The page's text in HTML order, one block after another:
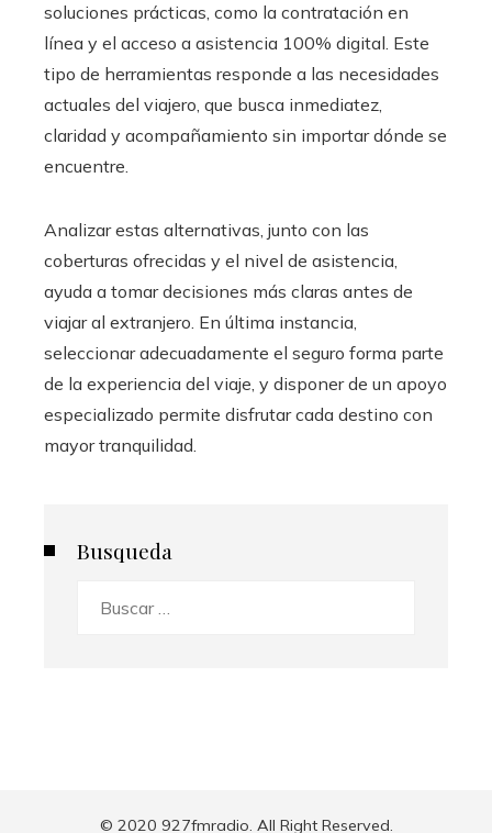
soluciones prácticas, como la contratación en
línea y el acceso a asistencia 100% digital. Este
tipo de herramientas responde a las necesidades
actuales del viajero, que busca inmediatez,
claridad y acompañamiento sin importar dónde se
encuentre.
Analizar estas alternativas, junto con las
coberturas ofrecidas y el nivel de asistencia,
ayuda a tomar decisiones más claras antes de
viajar al extranjero. En última instancia,
seleccionar adecuadamente el seguro forma parte
de la experiencia del viaje, y disponer de un apoyo
especializado permite disfrutar cada destino con
mayor tranquilidad.
Busqueda
© 2020 927fmradio. All Right Reserved.